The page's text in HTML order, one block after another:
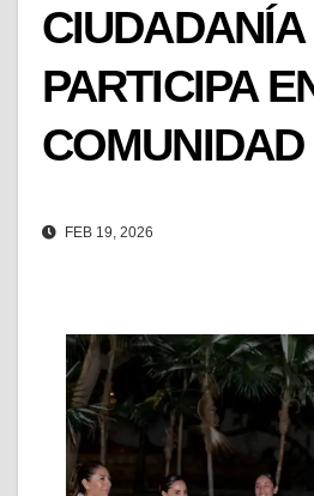
PARTICIPA
COMUNIDAD
FEB 19, 2026